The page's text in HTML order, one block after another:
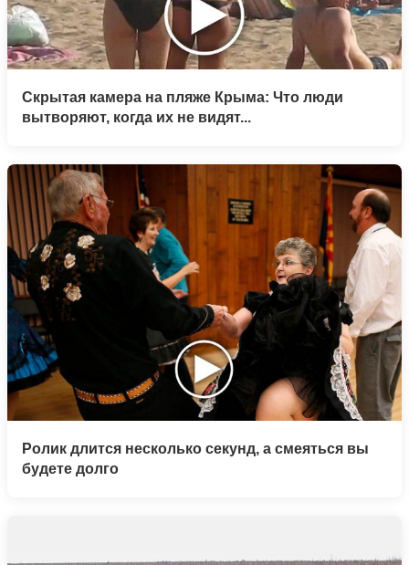
Скрытая камера на пляже Крыма: Что люди
вытворяют, когда их не видят...
Ролик длится несколько секунд, а смеяться вы
будете долго